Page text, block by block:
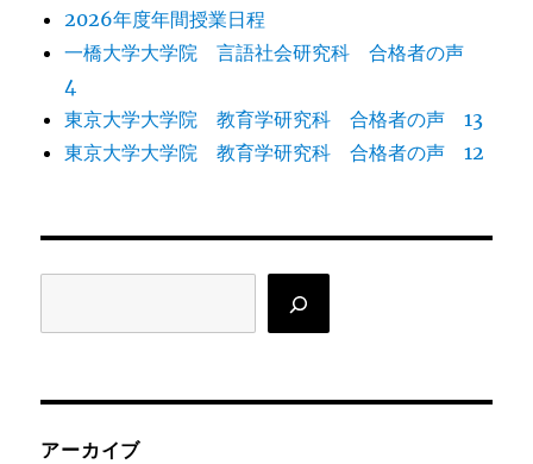
2026年度年間授業日程
一橋大学大学院 言語社会研究科 合格者の声
4
東京大学大学院 教育学研究科 合格者の声 13
東京大学大学院 教育学研究科 合格者の声 12
アーカイブ